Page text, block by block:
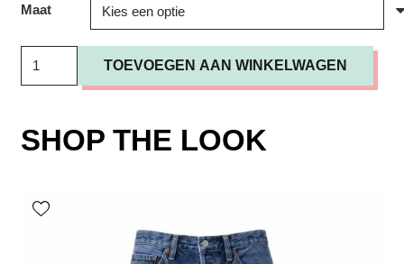
Maat
Dotta
Small
aantal
TOEVOEGEN AAN WINKELWAGEN
SHOP THE LOOK